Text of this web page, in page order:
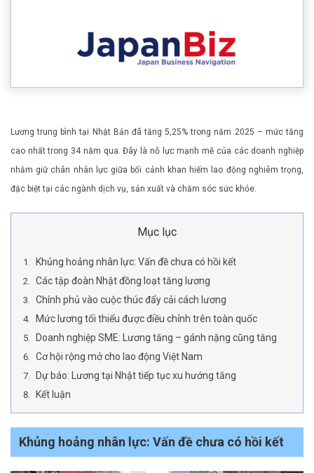
Lương trung bình tại Nhật Bản đã tăng 5,25% trong năm 2025 – mức tăng
cao nhất trong 34 năm qua. Đây là nỗ lực mạnh mẽ của các doanh nghiệp
nhằm giữ chân nhân lực giữa bối cảnh khan hiếm lao động nghiêm trọng,
đặc biệt tại các ngành dịch vụ, sản xuất và chăm sóc sức khỏe.
Mục lục
Khủng hoảng nhân lực: Vấn đề chưa có hồi kết
Các tập đoàn Nhật đồng loạt tăng lương
Chính phủ vào cuộc thúc đẩy cải cách lương
Mức lương tối thiểu được điều chỉnh trên toàn quốc
Doanh nghiệp SME: Lương tăng – gánh nặng cũng tăng
Cơ hội rộng mở cho lao động Việt Nam
Dự báo: Lương tại Nhật tiếp tục xu hướng tăng
Kết luận
Khủng hoảng nhân lực: Vấn đề chưa có hồi kết